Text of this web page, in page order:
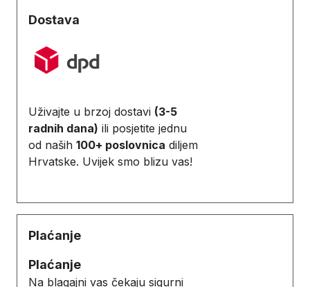
Dostava
Uživajte u brzoj dostavi (3-5
radnih dana) ili posjetite jednu
od naših 100+ poslovnica diljem
Hrvatske. Uvijek smo blizu vas!
Plaćanje
Plaćanje
Na blagajni vas čekaju sigurni